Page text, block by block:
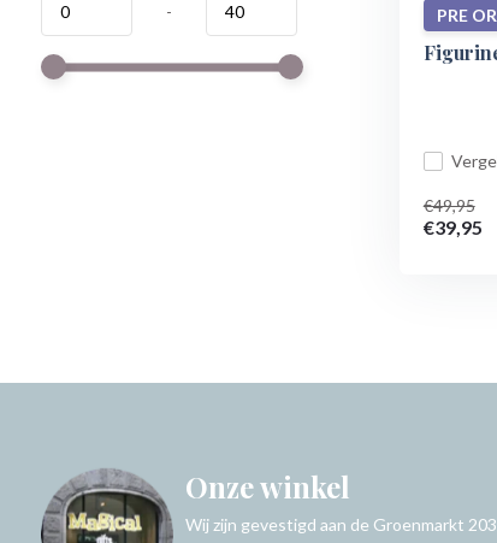
- PRE
€49,95
€39,95
Onze winkel
Wij zijn gevestigd aan de Groenmarkt